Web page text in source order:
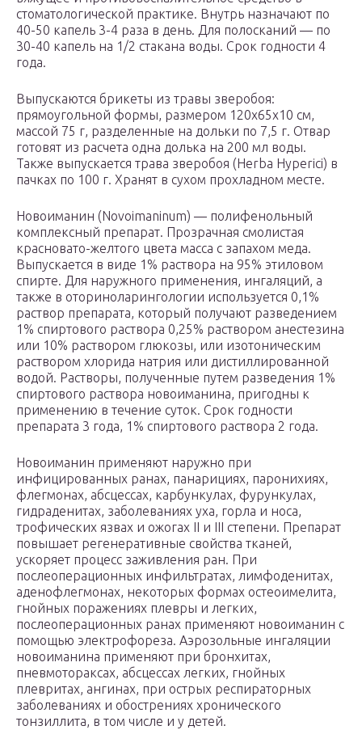
стоматологической практике. Внутрь назначают по
40-50 капель 3-4 раза в день. Для полосканий — по
30-40 капель на 1/2 стакана воды. Срок годности 4
года.
Выпускаются брикеты из травы зверобоя:
прямоугольной формы, размером 120x65x10 см,
массой 75 г, разделенные на дольки по 7,5 г. Отвар
готовят из расчета одна долька на 200 мл воды.
Также выпускается трава зверобоя (Herba Hyperici) в
пачках по 100 г. Хранят в сухом прохладном месте.
Новоиманин (Novoimaninum) — полифенольный
комплексный препарат. Прозрачная смолистая
красновато-желтого цвета масса с запахом меда.
Выпускается в виде 1% раствора на 95% этиловом
спирте. Для наружного применения, ингаляций, а
также в оториноларингологии используется 0,1%
раствор препарата, который получают разведением
1% спиртового раствора 0,25% раствором анестезина
или 10% раствором глюкозы, или изотоническим
раствором хлорида натрия или дистиллированной
водой. Растворы, полученные путем разведения 1%
спиртового раствора новоиманина, пригодны к
применению в течение суток. Срок годности
препарата 3 года, 1% спиртового раствора 2 года.
Новоиманин применяют наружно при
инфицированных ранах, панарициях, паронихиях,
флегмонах, абсцессах, карбункулах, фурункулах,
гидраденитах, заболеваниях уха, горла и носа,
трофических язвах и ожогах II и III степени. Препарат
повышает регенеративные свойства тканей,
ускоряет процесс заживления ран. При
послеоперационных инфильтратах, лимфоденитах,
аденофлегмонах, некоторых формах остеоимелита,
гнойных поражениях плевры и легких,
послеоперационных ранах применяют новоиманин с
помощью электрофореза. Аэрозольные ингаляции
новоиманина применяют при бронхитах,
пневмотораксах, абсцессах легких, гнойных
плевритах, ангинах, при острых респираторных
заболеваниях и обострениях хронического
тонзиллита, в том числе и у детей.